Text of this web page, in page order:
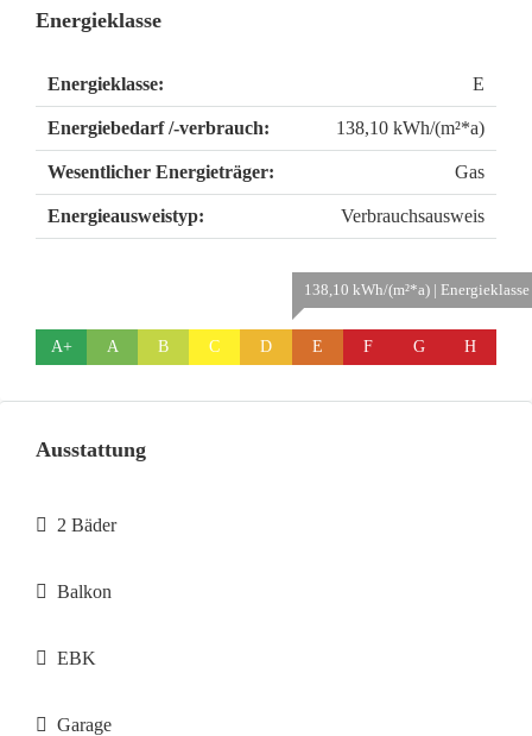
Energieklasse
Energieklasse: E
Energiebedarf /-verbrauch: 138,10 kWh/(m²*a)
Wesentlicher Energieträger: Gas
Energieausweistyp: Verbrauchsausweis
A+ A B C D
138,10 kWh/(m²*a) | Energieklasse
E F G H
Ausstattung
2 Bäder
Balkon
EBK
Garage